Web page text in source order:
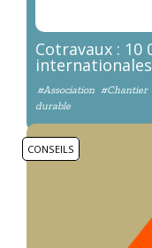
Cotravaux : 10
#Association #Chantier
durable
CONSEILS